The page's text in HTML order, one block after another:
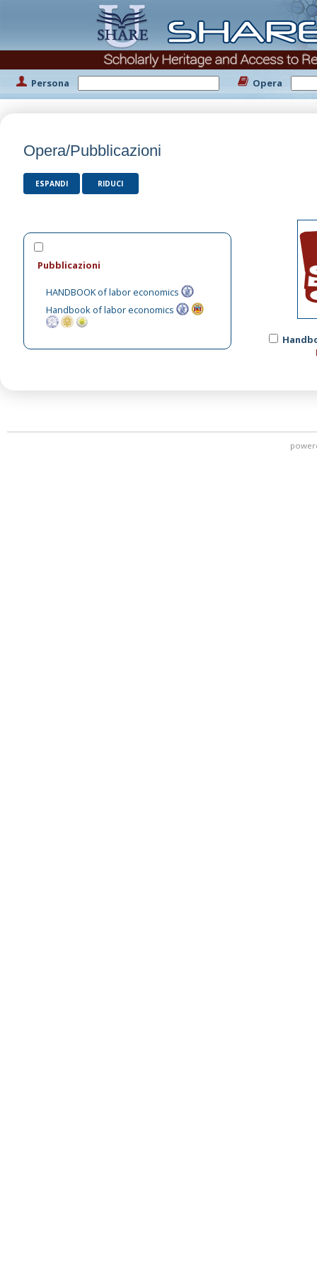
Persona Opera
Opera/Pubblicazioni
ESPANDI RIDUCI
Pubblicazioni
HANDBOOK of labor economics
Handbook of labor economics